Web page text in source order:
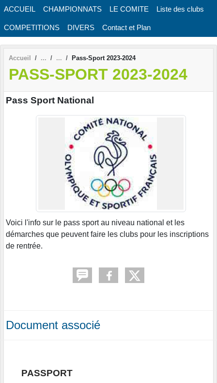
ACCUEIL CHAMPIONNATS LE COMITE Liste des clubs
COMPETITIONS DIVERS Contact et Plan
Accueil Pass-Sport 2023-2024
PASS-SPORT 2023-2024
Pass Sport National
Voici l'info sur le pass sport au niveau national et les
démarches que peuvent faire les clubs pour les inscriptions
de rentrée.
Document associé
PASSPORT
Panneau de gestion des cookies